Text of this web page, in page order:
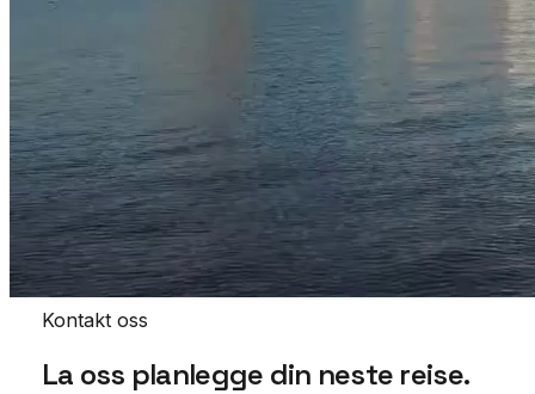
Kontakt oss
La oss planlegge din neste reise.